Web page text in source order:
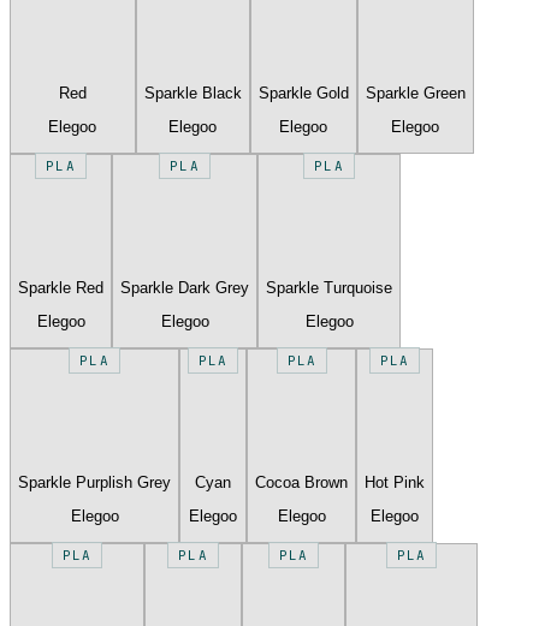
Red
Elegoo
Sparkle Black
Elegoo
Sparkle Gold
Elegoo
Sparkle Green
Elegoo
PLA
Sparkle Red
Elegoo
PLA
Sparkle Dark Grey
Elegoo
PLA
Sparkle Turquoise
Elegoo
PLA
Sparkle Purplish Grey
Elegoo
PLA
Cyan
Elegoo
PLA
Cocoa Brown
Elegoo
PLA
Hot Pink
Elegoo
PLA PLA PLA PLA